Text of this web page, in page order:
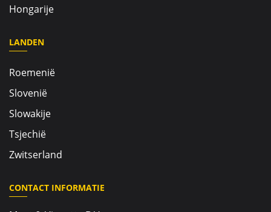
Hongarije
LANDEN
Roemenië
Slovenië
Slowakije
Tsjechië
Zwitserland
CONTACT INFORMATIE